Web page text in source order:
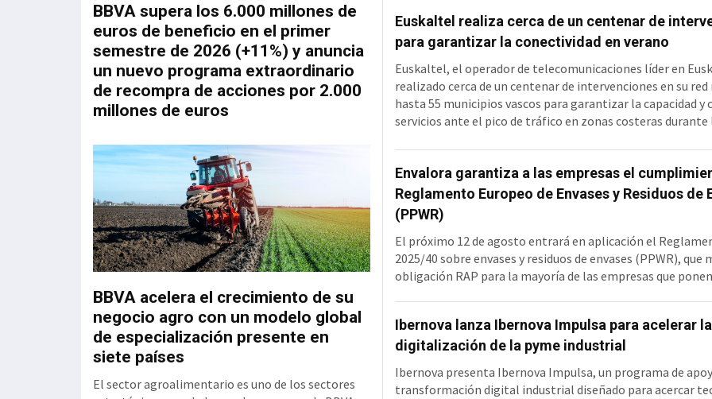
BBVA supera los 6.000 millones de
euros de beneficio en el primer
semestre de 2026 (+11%) y anuncia
un nuevo programa extraordinario
de recompra de acciones por 2.000
millones de euros
BBVA acelera el crecimiento de su
negocio agro con un modelo global
de especialización presente en
siete países
El sector agroalimentario es uno de los sectores
que la compañía refuerza sus capacidades de I+D e
el laboratorio de subestaciones han asistido a una
real del funcionamiento de la red eléctrica, prueba clave
papel qu
Euskaltel realiza cerca de un centenar de
para garantizar la conectividad en verano
Euskaltel, el operador de telecomunicaciones líder en
realizado cerca de un centenar de intervenciones en su
hasta 55 municipios vascos para garantizar la capacidad y
servicios ante el pico de tráfico en zonas costeras
48 intervenciones respectivamente. Cada una de ellas se
con la fi
Envalora garantiza a las empresas el
Reglamento Europeo de Envases y Residuos de
(PPWR)
El próximo 12 de agosto entrará en aplicación el
2025/40 sobre envases y residuos de envases (PPWR), que
obligación RAP para la mayoría de las empresas que
transporte. Una responsabilidad que hasta ahora recaía, en
casos, sobre sus clientes. A partir de esa fecha, estas
Ibernova lanza Ibernova Impulsa para acelerar la
digitalización de la pyme industrial
Ibernova presenta Ibernova Impulsa, un programa de
transformación digital industrial diseñado para acercar